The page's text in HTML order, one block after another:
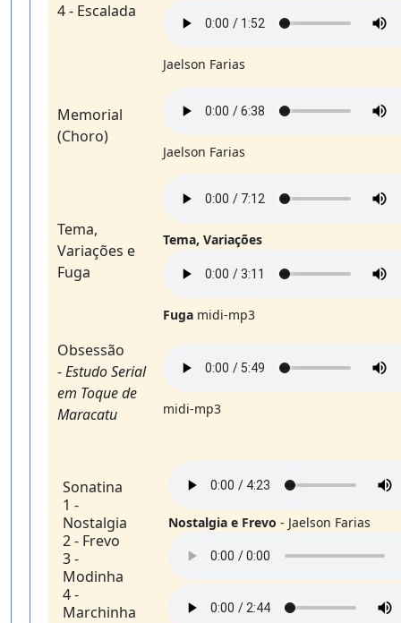
4 - Escalada
Jaelson Farias
Memorial
(Choro)
Jaelson Farias
Tema,
Variações e
Fuga
Tema, Variações
Fuga midi-mp3
Obsessão
-Estudo Serial
em Toque de
Maracatu
midi-mp3
Sonatina
1 -
Nostalgia
2 - Frevo
3 -
Modinha
4 -
Marchinha
Nostalgia e Frevo - Jaelson Farias